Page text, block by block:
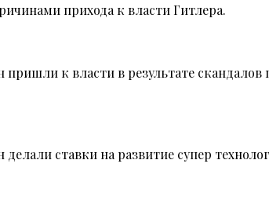
прихода к власти Гитлера.
пришли к власти в результате
ставки на развитие супер